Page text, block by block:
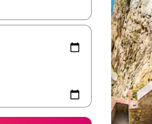
zijn, maak je een keuze met je